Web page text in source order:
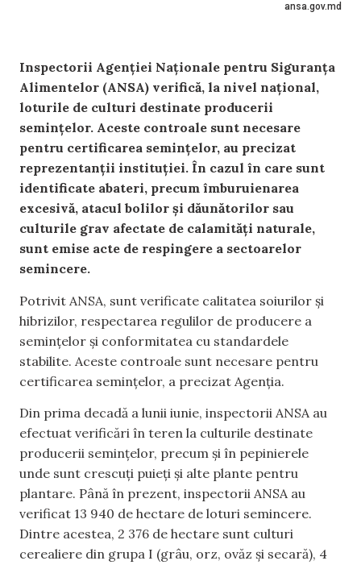
ansa.gov.md
Inspectorii Agenției Naționale pentru Siguranța
Alimentelor (ANSA) verifică, la nivel național,
loturile de culturi destinate producerii
semințelor. Aceste controale sunt necesare
pentru certificarea semințelor, au precizat
reprezentanții instituției. În cazul în care sunt
identificate abateri, precum îmburuienarea
excesivă, atacul bolilor și dăunătorilor sau
culturile grav afectate de calamități naturale,
sunt emise acte de respingere a sectoarelor
semincere.
Potrivit ANSA, sunt verificate calitatea soiurilor și
hibrizilor, respectarea regulilor de producere a
semințelor și conformitatea cu standardele
stabilite. Aceste controale sunt necesare pentru
certificarea semințelor, a precizat Agenția.
Din prima decadă a lunii iunie, inspectorii ANSA au
efectuat verificări în teren la culturile destinate
producerii semințelor, precum și în pepinierele
unde sunt crescuți puieți și alte plante pentru
plantare. Până în prezent, inspectorii ANSA au
verificat 13 940 de hectare de loturi semincere.
Dintre acestea, 2 376 de hectare sunt culturi
cerealiere din grupa I (grâu, orz, ovăz și secară), 4